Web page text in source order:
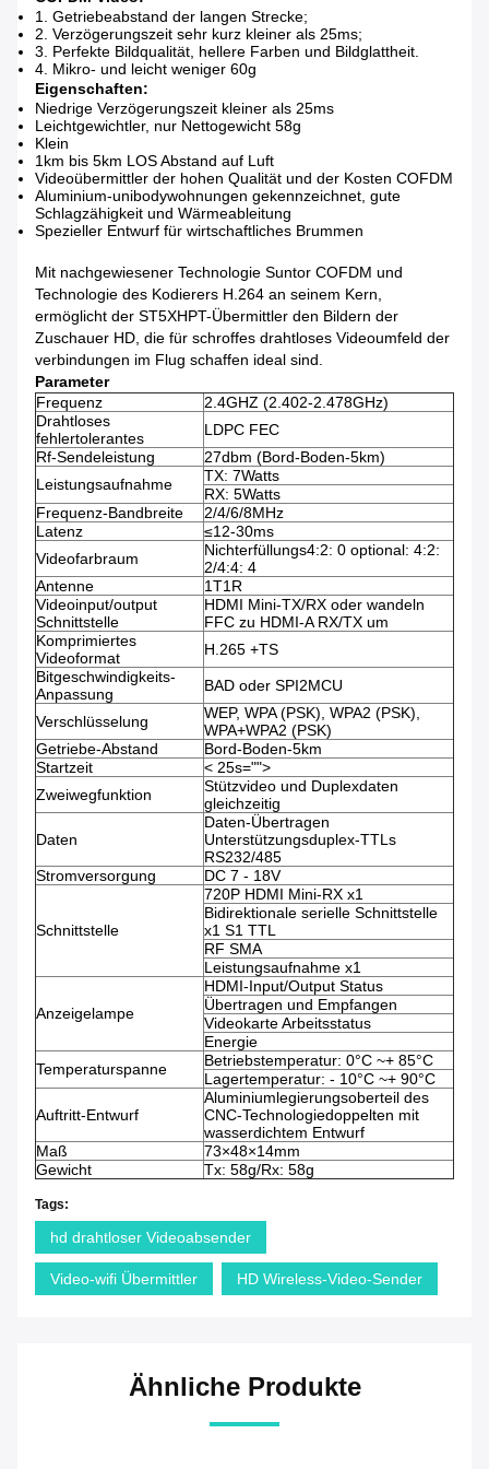
1. Getriebeabstand der langen Strecke;
2. Verzögerungszeit sehr kurz kleiner als 25ms;
3. Perfekte Bildqualität, hellere Farben und Bildglattheit.
4. Mikro- und leicht weniger 60g
Eigenschaften:
Niedrige Verzögerungszeit kleiner als 25ms
Leichtgewichtler, nur Nettogewicht 58g
Klein
1km bis 5km LOS Abstand auf Luft
Videoübermittler der hohen Qualität und der Kosten COFDM
Aluminium-unibodywohnungen gekennzeichnet, gute
Schlagzähigkeit und Wärmeableitung
Spezieller Entwurf für wirtschaftliches Brummen
Mit nachgewiesener Technologie Suntor COFDM und
Technologie des Kodierers H.264 an seinem Kern,
ermöglicht der ST5XHPT-Übermittler den Bildern der
Zuschauer HD, die für schroffes drahtloses Videoumfeld der
verbindungen im Flug schaffen ideal sind.
Parameter
Frequenz
2.4GHZ (2.402-2.478GHz)
Drahtloses
fehlertolerantes
LDPC FEC
Rf-Sendeleistung
27dbm (Bord-Boden-5km)
Leistungsaufnahme
TX: 7Watts
RX: 5Watts
Frequenz-Bandbreite
2/4/6/8MHz
Latenz
≤12-30ms
Videofarbraum
Nichterfüllungs4:2: 0 optional: 4:2:
2/4:4: 4
Antenne
1T1R
Videoinput/output
Schnittstelle
HDMI Mini-TX/RX oder wandeln
FFC zu HDMI-A RX/TX um
Komprimiertes
Videoformat
H.265 +TS
Bitgeschwindigkeits-
Anpassung
BAD oder SPI2MCU
Verschlüsselung
WEP, WPA (PSK), WPA2 (PSK),
WPA+WPA2 (PSK)
Getriebe-Abstand
Bord-Boden-5km
Startzeit
< 25s="">
Zweiwegfunktion
Stützvideo und Duplexdaten
gleichzeitig
Daten
Daten-Übertragen
Unterstützungsduplex-TTLs
RS232/485
Stromversorgung
DC 7 - 18V
Schnittstelle
720P HDMI Mini-RX x1
Bidirektionale serielle Schnittstelle
x1 S1 TTL
RF SMA
Leistungsaufnahme x1
Anzeigelampe
HDMI-Input/Output Status
Übertragen und Empfangen
Videokarte Arbeitsstatus
Energie
Temperaturspanne
Betriebstemperatur: 0°C ~+ 85°C
Lagertemperatur: - 10°C ~+ 90°C
Auftritt-Entwurf
Aluminiumlegierungsoberteil des
CNC-Technologiedoppelten mit
wasserdichtem Entwurf
Maß
73×48×14mm
Gewicht
Tx: 58g/Rx: 58g
Tags:
hd drahtloser Videoabsender
Video-wifi Übermittler HD Wireless-Video-Sender
Ähnliche Produkte